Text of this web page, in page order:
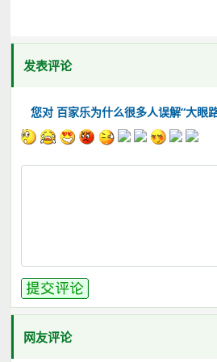
发表评论
您对 百家乐为什么很多人误解“大眼
网友评论